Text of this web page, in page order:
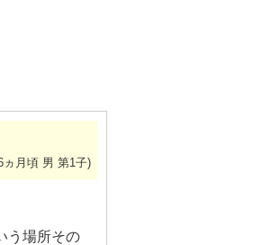
ヵ月頃 男 第1子)
う場所その